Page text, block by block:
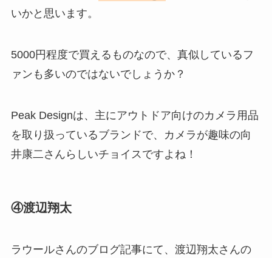
いかと思います。
5000円程度で買えるものなので、真似しているフ
ァンも多いのではないでしょうか？
Peak Designは、主にアウトドア向けのカメラ用品
を取り扱っているブランドで、カメラが趣味の向
井康二さんらしいチョイスですよね！
④渡辺翔太
ラウールさんのブログ記事にて、渡辺翔太さんの